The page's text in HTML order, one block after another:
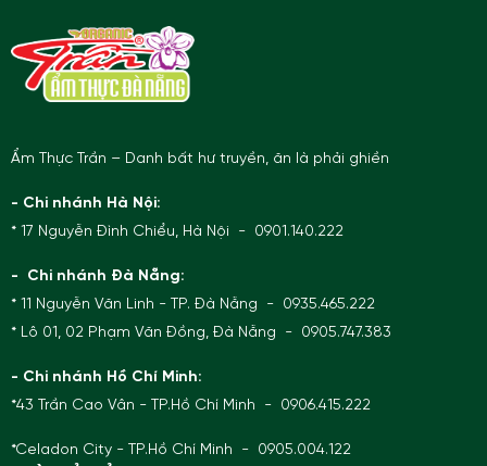
Ẩm Thực Trần – Danh bất hư truyền, ăn là phải ghiền
- Chi nhánh Hà Nội:
* 17 Nguyễn Đình Chiểu, Hà Nội - 0901.140.222
- Chi nhánh Đà Nẵng:
* 11 Nguyễn Văn Linh - TP. Đà Nẵng - 0935.465.222
* Lô 01, 02 Phạm Văn Đồng, Đà Nẵng - 0905.747.383
- Chi nhánh Hồ Chí Minh:
*43 Trần Cao Vân - TP.Hồ Chí Minh - 0906.415.222
*Celadon City - TP.Hồ Chí Minh - 0905.004.122